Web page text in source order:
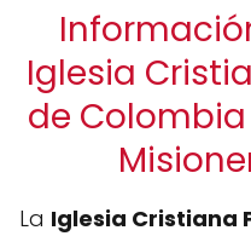
Iglesia
de
La Iglesia Cristiana